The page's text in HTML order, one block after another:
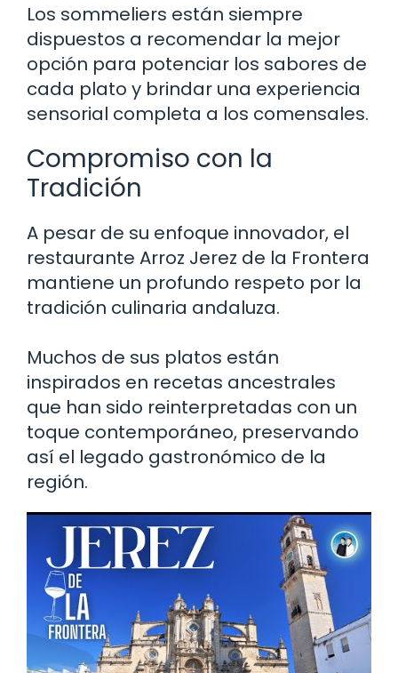
Los sommeliers están siempre
dispuestos a recomendar la mejor
opción para potenciar los sabores de
cada plato y brindar una experiencia
sensorial completa a los comensales.
Compromiso con la
Tradición
A pesar de su enfoque innovador, el
restaurante Arroz Jerez de la Frontera
mantiene un profundo respeto por la
tradición culinaria andaluza.
Muchos de sus platos están
inspirados en recetas ancestrales
que han sido reinterpretadas con un
toque contemporáneo, preservando
así el legado gastronómico de la
región.